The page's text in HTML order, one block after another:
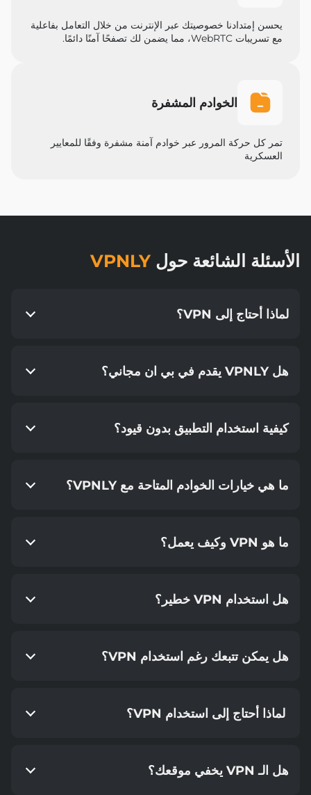
يحسن إمتدادنا خصوصيتك عبر الإنترنت من خلال التعامل بفاعلية
مع تسريبات WebRTC، مما يضمن لك تصفحًا آمنًا دائمًا.
الخوادم المشفرة
تمر كل حركة المرور عبر خوادم آمنة مشفرة وفقًا للمعايير
العسكرية
الأسئلة الشائعة حول VPNLY
لماذا أحتاج إلى VPN؟
هل VPNLY يقدم في بي ان مجاني؟
كيفية استخدام التطبيق بدون قيود؟
ما هي خيارات الخوادم المتاحة مع VPNLY؟
ما هو VPN وكيف يعمل؟
هل استخدام VPN خطير؟
هل يمكن تتبعك رغم استخدام VPN؟
لماذا أحتاج إلى استخدام VPN؟
هل الـ VPN يخفي موقعك؟